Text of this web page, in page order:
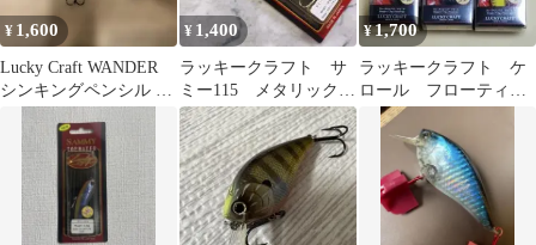
¥ 1,600
Lucky Craft WANDER
シンキングペンシル 2
¥ 1,400
ラッキークラフト サ
ミー115 メタリックチ
カ 新品・未開封品
¥1,700
ラッキークラフト ケ
ロール フローティン
グ 7.5g 3個セット